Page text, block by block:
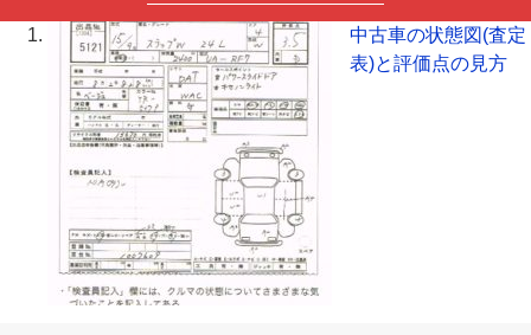
中古車の状態図(査定
表)と評価点の見方